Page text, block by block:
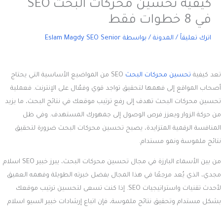
كيفية تحسين محركات البحث SEO
في 8 خطوات فقط
اترك تعليقاً / المدونة / بواسطة Eslam Magdy SEO Senior
تعد كيفية تحسين محركات البحث
من المواضيع الأساسية التي يحتاج
أصحاب المواقع إلى فهمها لتحقيق تواجد قوي وفعّال على الإنترنت. فعملية
تحسين محركات البحث تهدف إلى رفع ترتيب موقعك في نتائج البحث، ما يزيد
من حركة الزوار ويعزز فرص الوصول إلى جمهورك المستهدف. وفي ظل
المنافسة الرقمية المتزايدة، يصبح تحسين محركات البحث ضرورة لتحقيق
نتائج ملموسة ونمو مستدام.
من بين الأسماء البارزة في مجال تحسين محركات البحث، يبرز خبير SEO اسلام
مجدي، الذي يُعد مرجعًا في هذا المجال بفضل خبرته الطويلة وفهمه العميق
لأحدث تقنيات واستراتيجيات SEO. إذا كنت تسعى لتحسين ترتيب موقعك
بشكل مستدام وتحقيق نتائج ملموسة، فإن اتباع إرشادات خبير السيو اسلام